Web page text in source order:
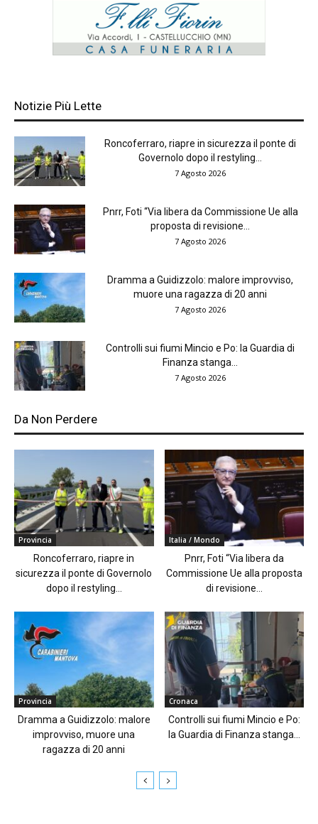
Notizie Più Lette
Roncoferraro, riapre in sicurezza il ponte di
Governolo dopo il restyling...
7 Agosto 2026
Pnrr, Foti “Via libera da Commissione Ue alla
proposta di revisione...
7 Agosto 2026
Dramma a Guidizzolo: malore improvviso,
muore una ragazza di 20 anni
7 Agosto 2026
Controlli sui fiumi Mincio e Po: la Guardia di
Finanza stanga...
7 Agosto 2026
Da Non Perdere
Provincia
Roncoferraro, riapre in
sicurezza il ponte di Governolo
dopo il restyling...
Italia / Mondo
Pnrr, Foti “Via libera da
Commissione Ue alla proposta
di revisione...
Provincia
Dramma a Guidizzolo: malore
improvviso, muore una
ragazza di 20 anni
Cronaca
Controlli sui fiumi Mincio e Po:
la Guardia di Finanza stanga...